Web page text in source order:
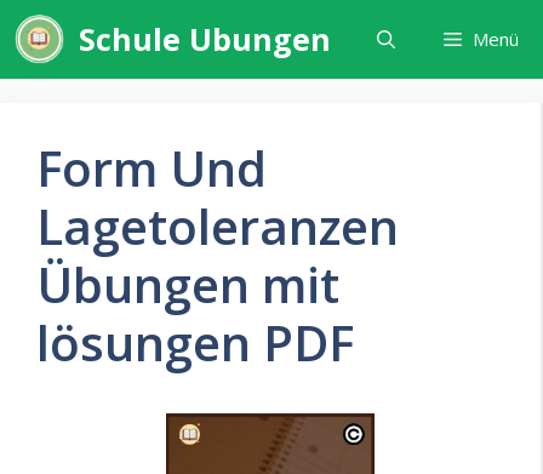
Zum
Inhalt
springen
Schule Ubungen Menü
Form Und
Lagetoleranzen
Übungen mit
lösungen PDF